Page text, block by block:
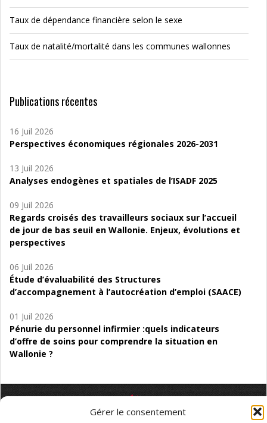
Gérer le consentement
Taux de dépendance financière selon le sexe
Taux de natalité/mortalité dans les communes wallonnes
Publications récentes
16 Juil 2026
Perspectives économiques régionales 2026-2031
13 Juil 2026
Analyses endogènes et spatiales de l’ISADF 2025
09 Juil 2026
Regards croisés des travailleurs sociaux sur l’accueil
de jour de bas seuil en Wallonie. Enjeux, évolutions et
perspectives
06 Juil 2026
Étude d’évaluabilité des Structures
d’accompagnement à l’autocréation d’emploi (SAACE)
01 Juil 2026
Pénurie du personnel infirmier :quels indicateurs
d’offre de soins pour comprendre la situation en
Wallonie ?
Vie privée Médiateur Accessibilité